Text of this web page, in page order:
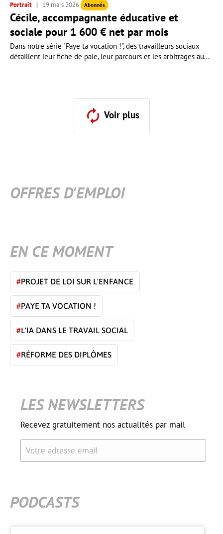
Portrait 19 mars 2026 Abonnés
Cécile, accompagnante éducative et
sociale pour 1 600 € net par mois
Dans notre série "Paye ta vocation !", des travailleurs sociaux
détaillent leur fiche de paie, leur parcours et les arbitrages au...
Voir plus
OFFRES D'EMPLOI
EN CE MOMENT
#PROJET DE LOI SUR L'ENFANCE
#PAYE TA VOCATION !
#L'IA DANS LE TRAVAIL SOCIAL
#RÉFORME DES DIPLÔMES
LES NEWSLETTERS
Recevez gratuitement nos actualités par mail
Votre adresse email
PODCASTS